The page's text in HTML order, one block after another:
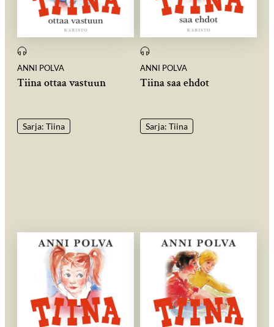
ANNI POLVA
Tiina ottaa vastuun
Sarja: Tiina
ANNI POLVA
Tiina saa ehdot
Sarja: Tiina